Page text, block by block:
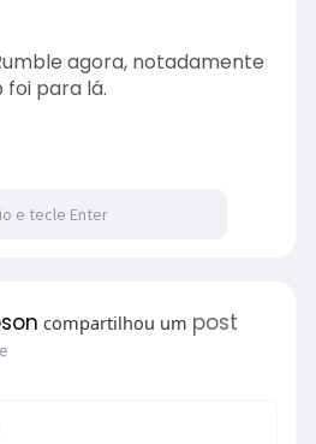
agora, notadamente
foi para lá.
compartilhou um post